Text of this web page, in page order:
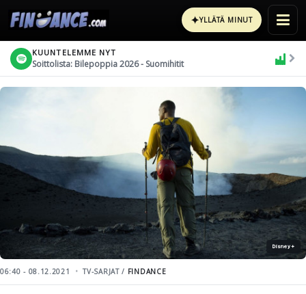
✦YLLÄTÄ MINUT
KUUNTELEMME NYT
Soittolista: Bilepoppia 2026 - Suomihitit
Disney+
06:40 - 08.12.2021 TV-SARJAT / FINDANCE